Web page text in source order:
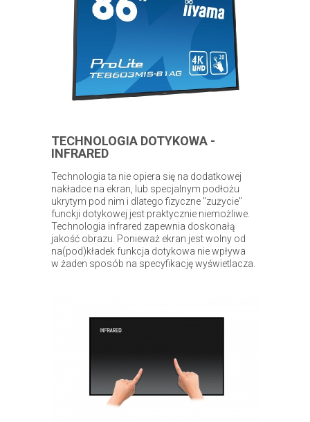
TECHNOLOGIA DOTYKOWA -
INFRARED
Technologia ta nie opiera się na dodatkowej
nakładce na ekran, lub specjalnym podłożu
ukrytym pod nim i dlatego fizyczne "zużycie"
funckji dotykowej jest praktycznie niemożliwe.
Technologia infrared zapewnia doskonałą
jakość obrazu. Ponieważ ekran jest wolny od
na(pod)kładek funkcja dotykowa nie wpływa
w żaden sposób na specyfikację wyświetlacza.